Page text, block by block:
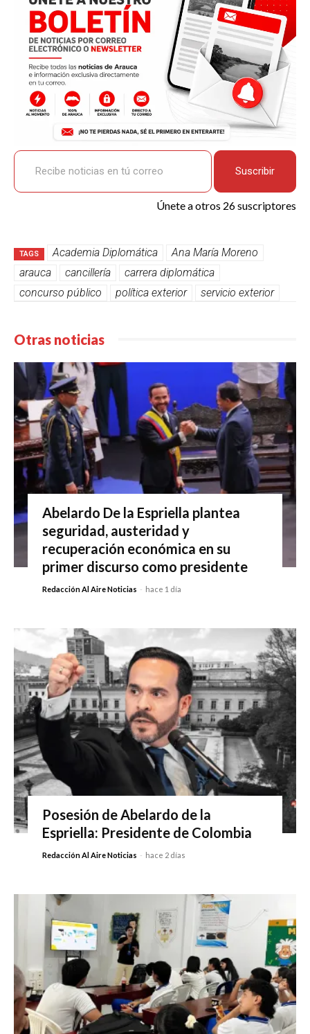
k
p
Recibe noticias en tú correo
Suscribir
Únete a otros 26 suscriptores
TAGS Academia Diplomática
Ana María Moreno
arauca
cancillería
carrera diplomática
concurso público
política exterior servicio exterior
Otras noticias
Abelardo De la Espriella plantea
seguridad, austeridad y
recuperación económica en su
primer discurso como presidente
Redacción Al Aire Noticias - hace 1 día
Posesión de Abelardo de la
Espriella: Presidente de Colombia
Redacción Al Aire Noticias - hace 2 días